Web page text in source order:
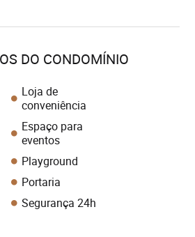
DO CONDOMÍNIO
Loja de
conveniência
Espaço para
eventos
Playground
Portaria
Segurança 24h